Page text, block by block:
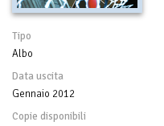
Tipo
Albo
Data uscita
Gennaio 2012
Copie disponibili